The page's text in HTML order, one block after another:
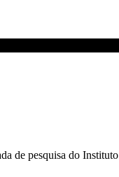
de pesquisa do Instituto